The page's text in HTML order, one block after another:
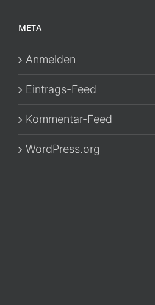
META
Anmelden
Eintrags-Feed
Kommentar-Feed
WordPress.org